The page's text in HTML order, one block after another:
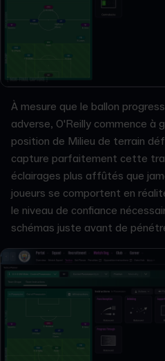
À mesure que le ballon
adverse, O'Reilly commence à
position de Milieu de terrain
capture parfaitement cette
éclairages plus affûtés que
joueurs se comportent en
le niveau de confiance
schémas juste avant de